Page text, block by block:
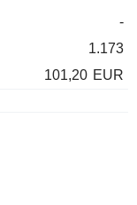
-
1.173
101,20 EUR